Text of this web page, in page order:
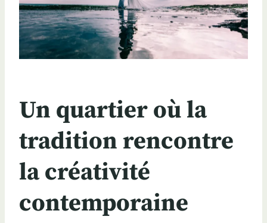
Un quartier où la
tradition rencontre
la créativité
contemporaine